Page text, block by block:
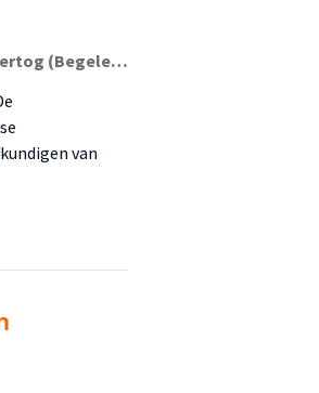
Marleen Apeldoorn-Paape (Student); Anja Bussink (Begeleider); Ria den Hertog (Begeleider)
van